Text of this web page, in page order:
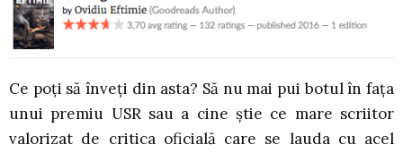
Ce poți să înveți din asta? Să nu mai pui botul în fața
unui premiu USR sau a cine știe ce mare scriitor
valorizat de critica oficială care se lauda cu acel